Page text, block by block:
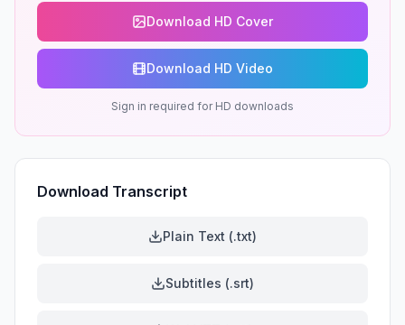
Download HD Cover
Download HD Video
Sign in required for HD downloads
Download Transcript
Plain Text (.txt)
Subtitles (.srt)